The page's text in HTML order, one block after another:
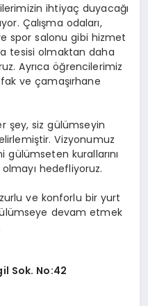
ihtiyaç duyacağı
Çalışma odaları,
spor salonu gibi hizmet
tesisi olmaktan daha
Ayrıca öğrencilerimiz
ve çamaşırhane
şey, siz gülümseyin
Vizyonumuz
gülümseten kurallarını
hedefliyoruz.
ve konforlu bir yurt
devam etmek
Sok. No:42